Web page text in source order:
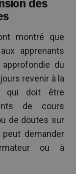
montré que
apprenants
du
revenir à la
qui doit être
de cours
de doutes sur
peut demander
ou à